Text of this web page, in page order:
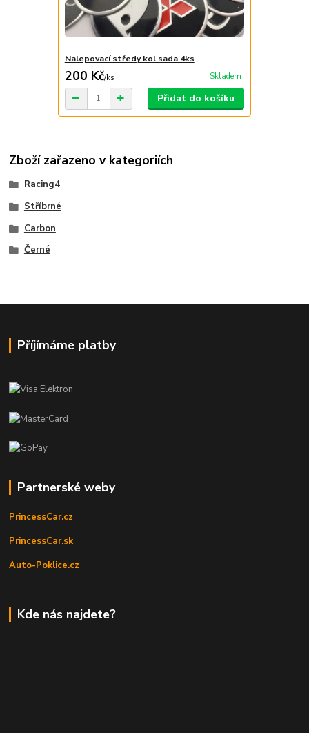
Nalepovací středy kol sada 4ks
200 Kč/ks Skladem
Přidat do košíku
Zboží zařazeno v kategoriích
Racing4
Stříbrné
Carbon
Černé
Příjímáme platby
Partnerské weby
PrincessCar.cz
PrincessCar.sk
Auto-Poklice.cz
Kde nás najdete?